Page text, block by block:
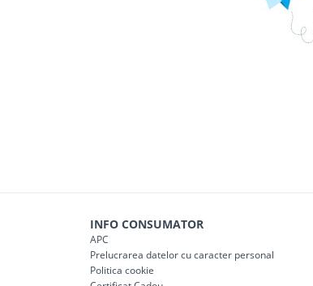
INFO CONSUMATOR
APC
Prelucrarea datelor cu caracter personal
Politica cookie